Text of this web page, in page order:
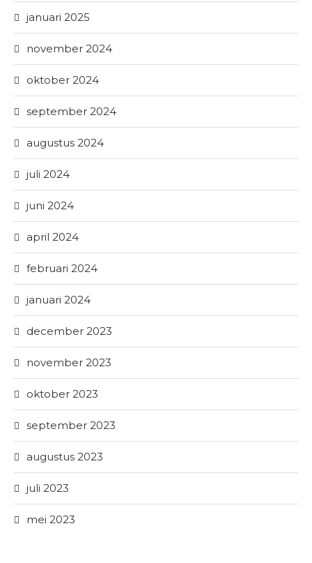
januari 2025
november 2024
oktober 2024
september 2024
augustus 2024
juli 2024
juni 2024
april 2024
februari 2024
januari 2024
december 2023
november 2023
oktober 2023
september 2023
augustus 2023
juli 2023
mei 2023